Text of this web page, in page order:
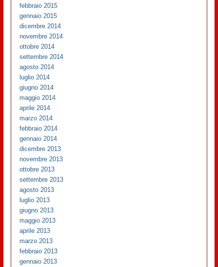
febbraio 2015
gennaio 2015
dicembre 2014
novembre 2014
ottobre 2014
settembre 2014
agosto 2014
luglio 2014
giugno 2014
maggio 2014
aprile 2014
marzo 2014
febbraio 2014
gennaio 2014
dicembre 2013
novembre 2013
ottobre 2013
settembre 2013
agosto 2013
luglio 2013
giugno 2013
maggio 2013
aprile 2013
marzo 2013
febbraio 2013
gennaio 2013